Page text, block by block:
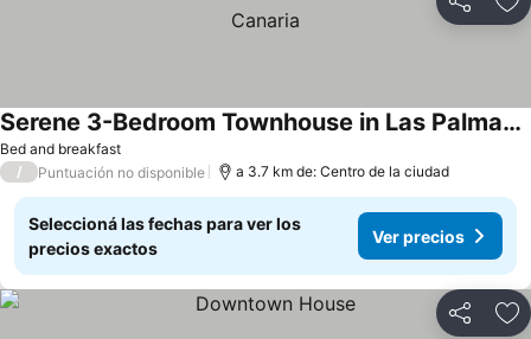
Compartir
Bed and breakfast
Serene 3-Bedroom Townhouse in Las Palmas de Gran Canaria
/ Puntuación no disponible a 3.7 km de: Centro de la ciudad
Seleccioná las fechas para ver los
precios exactos
Ver precios
Compartir